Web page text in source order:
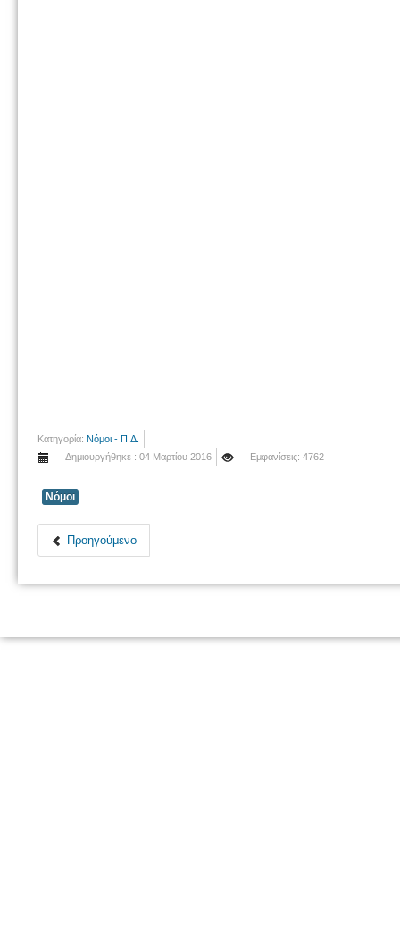
Κατηγορία: Νόμοι - Π.Δ.
Δημιουργήθηκε : 04 Μαρτίου 2016
Εμφανίσεις: 4762
Νόμοι
Προηγούμενο